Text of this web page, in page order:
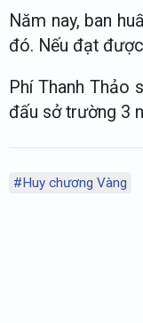
Năm nay, ban
đó. Nếu đạt
Phí Thanh Thảo
đấu sở trường 3
#Huy chương Vàng